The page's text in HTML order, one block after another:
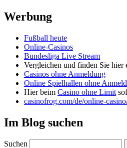
Werbung
Fußball heute
Online-Casinos
Bundesliga Live Stream
Vergleichen und finden Sie hier
Casinos ohne Anmeldung
Online Spielhallen ohne
Hier beim Casino ohne Limit
casinofrog.com/de/online-
Im Blog suchen
Suchen